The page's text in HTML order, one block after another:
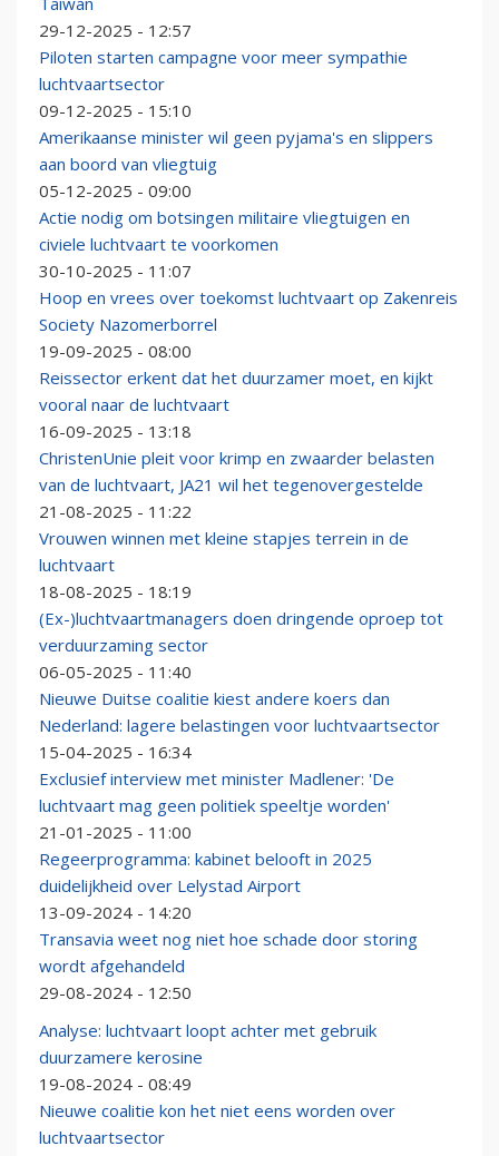
29-12-2025 - 12:57
Piloten starten campagne voor meer sympathie
luchtvaartsector
09-12-2025 - 15:10
Amerikaanse minister wil geen pyjama's en slippers
aan boord van vliegtuig
05-12-2025 - 09:00
Actie nodig om botsingen militaire vliegtuigen en
civiele luchtvaart te voorkomen
30-10-2025 - 11:07
Hoop en vrees over toekomst luchtvaart op Zakenreis
Society Nazomerborrel
19-09-2025 - 08:00
Reissector erkent dat het duurzamer moet, en kijkt
vooral naar de luchtvaart
16-09-2025 - 13:18
ChristenUnie pleit voor krimp en zwaarder belasten
van de luchtvaart, JA21 wil het tegenovergestelde
21-08-2025 - 11:22
Vrouwen winnen met kleine stapjes terrein in de
luchtvaart
18-08-2025 - 18:19
(Ex-)luchtvaartmanagers doen dringende oproep tot
verduurzaming sector
06-05-2025 - 11:40
Nieuwe Duitse coalitie kiest andere koers dan
Nederland: lagere belastingen voor luchtvaartsector
15-04-2025 - 16:34
Exclusief interview met minister Madlener: 'De
luchtvaart mag geen politiek speeltje worden'
21-01-2025 - 11:00
Regeerprogramma: kabinet belooft in 2025
duidelijkheid over Lelystad Airport
13-09-2024 - 14:20
Transavia weet nog niet hoe schade door storing
wordt afgehandeld
29-08-2024 - 12:50
Analyse: luchtvaart loopt achter met gebruik
duurzamere kerosine
19-08-2024 - 08:49
Nieuwe coalitie kon het niet eens worden over
luchtvaartsector